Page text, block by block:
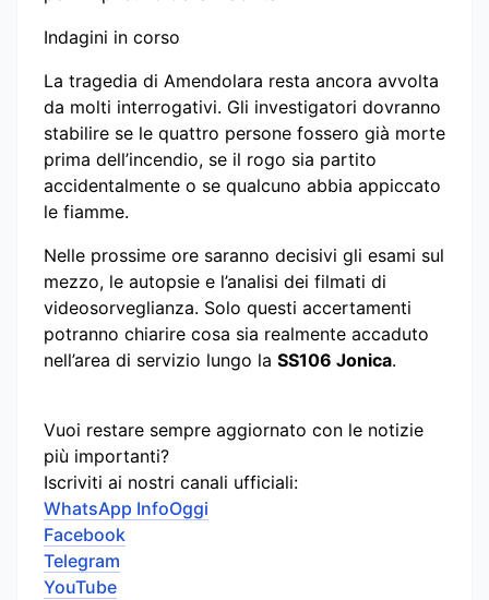
Indagini in corso
La tragedia di Amendolara resta ancora avvolta
da molti interrogativi. Gli investigatori dovranno
stabilire se le quattro persone fossero già morte
prima dell’incendio, se il rogo sia partito
accidentalmente o se qualcuno abbia appiccato
le fiamme.
Nelle prossime ore saranno decisivi gli esami sul
mezzo, le autopsie e l’analisi dei filmati di
videosorveglianza. Solo questi accertamenti
potranno chiarire cosa sia realmente accaduto
nell’area di servizio lungo la SS106 Jonica.
Vuoi restare sempre aggiornato con le notizie
più importanti?
Iscriviti ai nostri canali ufficiali:
WhatsApp InfoOggi
Facebook
Telegram
YouTube